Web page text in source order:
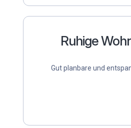
Ruhige
Gut planbare und